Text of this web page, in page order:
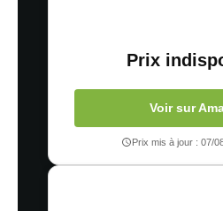
Prix
Voir sur
Prix mis à jour : 07/